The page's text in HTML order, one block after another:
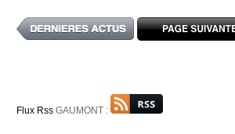
Flux Rss GAUMONT :